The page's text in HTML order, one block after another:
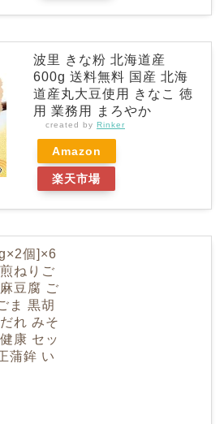
波里 きな粉 北海道産
600g 送料無料 国産 北海
道産丸大豆使用 きなこ 徳
用 業務用 まろやか
created by Rinker
Amazon
楽天市場
個]×6
ねりご
豆腐 ご
ま 黒胡
れ みそ
康 セッ
蒲鉾 い